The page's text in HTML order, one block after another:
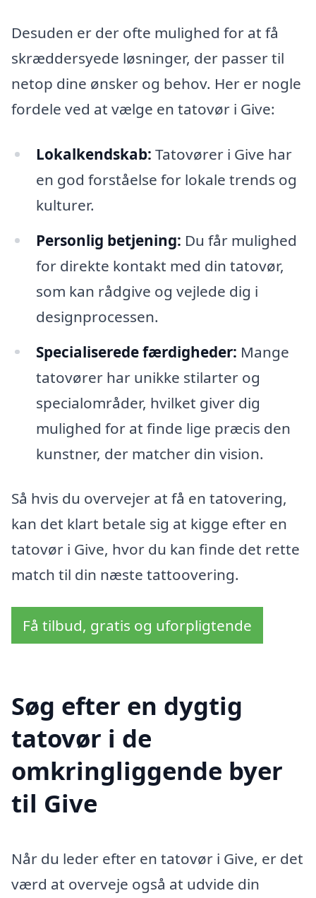
Desuden er der ofte mulighed for at få
skræddersyede løsninger, der passer til
netop dine ønsker og behov. Her er nogle
fordele ved at vælge en tatovør i Give:
Lokalkendskab: Tatovører i Give har
en god forståelse for lokale trends og
kulturer.
Personlig betjening: Du får mulighed
for direkte kontakt med din tatovør,
som kan rådgive og vejlede dig i
designprocessen.
Specialiserede færdigheder: Mange
tatovører har unikke stilarter og
specialområder, hvilket giver dig
mulighed for at finde lige præcis den
kunstner, der matcher din vision.
Så hvis du overvejer at få en tatovering,
kan det klart betale sig at kigge efter en
tatovør i Give, hvor du kan finde det rette
match til din næste tattoovering.
Få tilbud, gratis og uforpligtende
Søg efter en dygtig
tatovør i de
omkringliggende byer
til Give
Når du leder efter en tatovør i Give, er det
værd at overveje også at udvide din